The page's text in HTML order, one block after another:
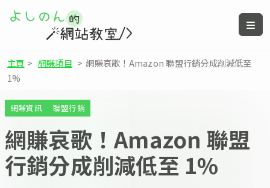
主頁 > 網賺項目 > 網賺哀歌！Amazon 聯盟行銷分成削減低至
1%
網賺資訊 聯盟行銷
網賺哀歌！Amazon 聯盟
行銷分成削減低至 1%